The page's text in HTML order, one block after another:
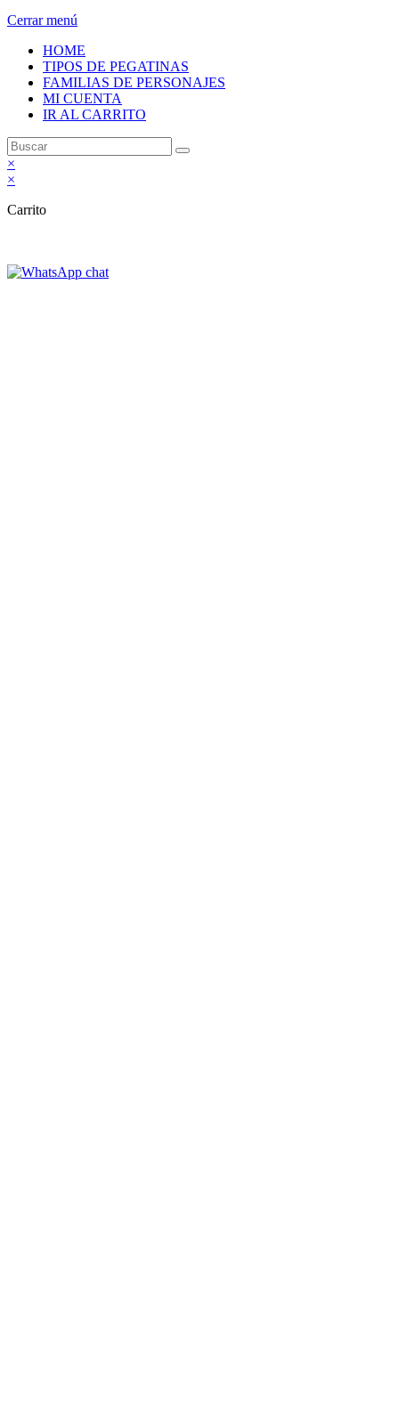
Cerrar menú
HOME
TIPOS DE PEGATINAS
FAMILIAS DE PERSONAJES
MI CUENTA
IR AL CARRITO
×
×
Carrito